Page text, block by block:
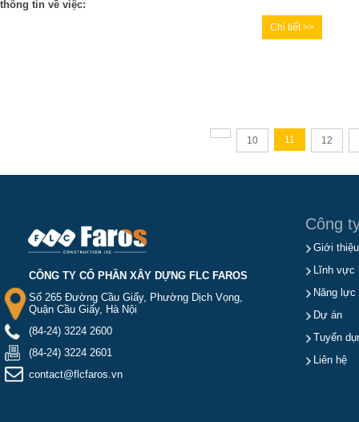
thông tin về việc:
Chi tiết >>
10 11 12
CÔNG TY CỔ PHẦN XÂY DỰNG FLC FAROS
Số 265 Đường Cầu Giấy, Phường Dịch Vọng,
Quận Cầu Giấy, Hà Nội
(84-24) 3224 2600
(84-24) 3224 2601
contact@flcfaros.vn
Công
Giới thiệu
Lĩnh vực
Năng lực
Dự án
Tuyển
Liên hệ